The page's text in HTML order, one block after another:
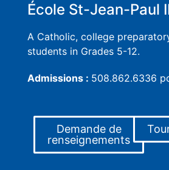
École St-Jean-Paul
A Catholic, college
students in Grades 5-12.
Admissions : 508.862.6336
Demande de
renseignements